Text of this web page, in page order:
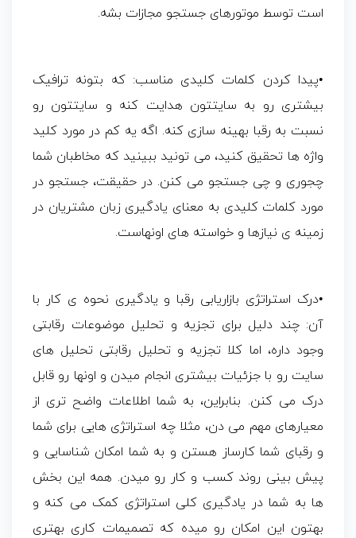
است توسط موتورهای جستجو مجازات بشه.
•پیدا کردن کلمات کلیدی مناسب: که بتونه ترافیک
بیشتری رو به سایتتون هدایت کنه و سایتتون رو
نسبت به رقبا بهینه سازی کنه. اگه یه کم در مورد کلید
واژه ها تحقیق کنید، می تونید ببینید که مخاطبان شما
چجوری و چی جستجو می کنن. در حقیقت، جستجو در
مورد کلمات کلیدی به معنای یادگیری زبان مشتریان در
زمینه ی نیازها و خواسته های اونهاست.
•درک استراتژی بازاریابی رقبا و یادگیری نحوه ی کار با
آن: چند دلیل برای تجزیه و تحلیل موضوعات رقابتی
وجود داره، اما کلا تجزیه و تحلیل رقابتی تحلیل های
سایت رو با جزئیات بیشتری انجام میدن و اونها رو قابل
درک می کنن. بنابراین، به شما اطلاعات واضح تری از
معیارهای مهم می دن، مثلا چه استراتژی هایی برای شما
و رقبای شما کارساز هستن و به شما امکان شناسایی و
پیش بینی روند کسب و کار رو میدن. همه این بخش
ها به شما در یادگیری کلی استراتژی کمک می کنه و
بهتون این امکان رو میده که تصمیمات کاری بهتری